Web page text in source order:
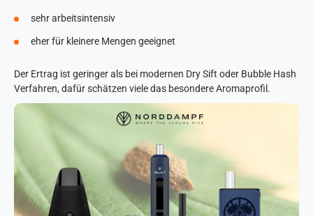
sehr arbeitsintensiv
eher für kleinere Mengen geeignet
Der Ertrag ist geringer als bei modernen Dry Sift oder Bubble Hash
Verfahren, dafür schätzen viele das besondere Aromaprofil.